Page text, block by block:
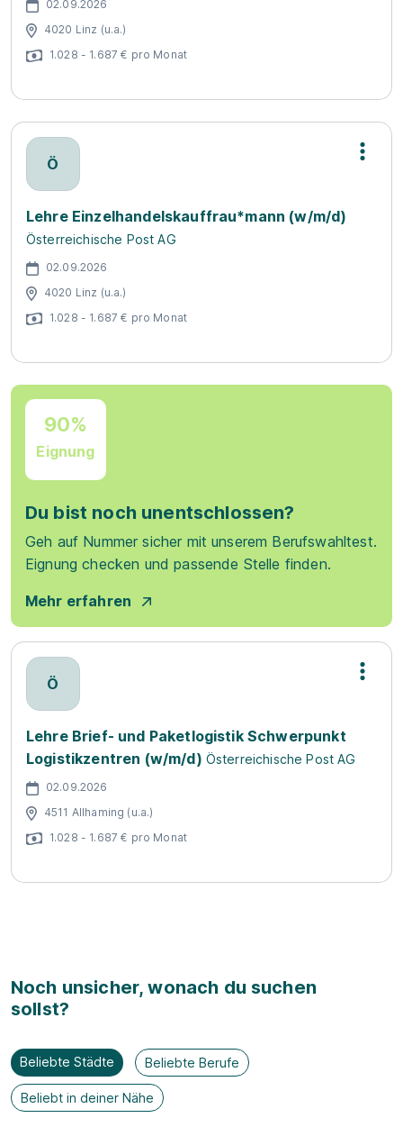
02.09.2026
4020 Linz (u.a.)
1.028 - 1.687 € pro Monat
Ö
Lehre Einzelhandelskauffrau*mann (w/m/d)
Österreichische Post AG
02.09.2026
4020 Linz (u.a.)
1.028 - 1.687 € pro Monat
90%
Eignung
Du bist noch unentschlossen?
Geh auf Nummer sicher mit unserem Berufswahltest.
Eignung checken und passende Stelle finden.
Mehr erfahren
Ö
Lehre Brief- und Paketlogistik Schwerpunkt
Logistikzentren (w/m/d) Österreichische Post AG
02.09.2026
4511 Allhaming (u.a.)
1.028 - 1.687 € pro Monat
Noch unsicher, wonach du suchen
sollst?
Beliebte Städte Beliebte Berufe
Beliebt in deiner Nähe